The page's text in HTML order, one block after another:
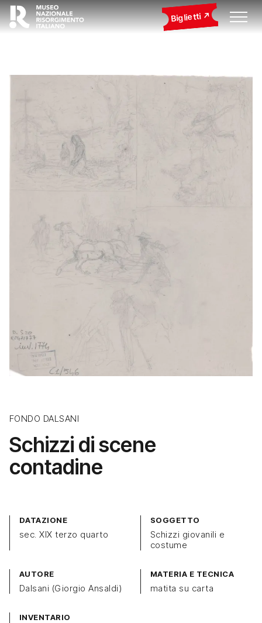
Biglietti
FONDO DALSANI
Schizzi di scene
contadine
DATAZIONE
sec. XIX terzo quarto
SOGGETTO
Schizzi giovanili e
costume
AUTORE
Dalsani (Giorgio Ansaldi)
MATERIA E TECNICA
matita su carta
INVENTARIO